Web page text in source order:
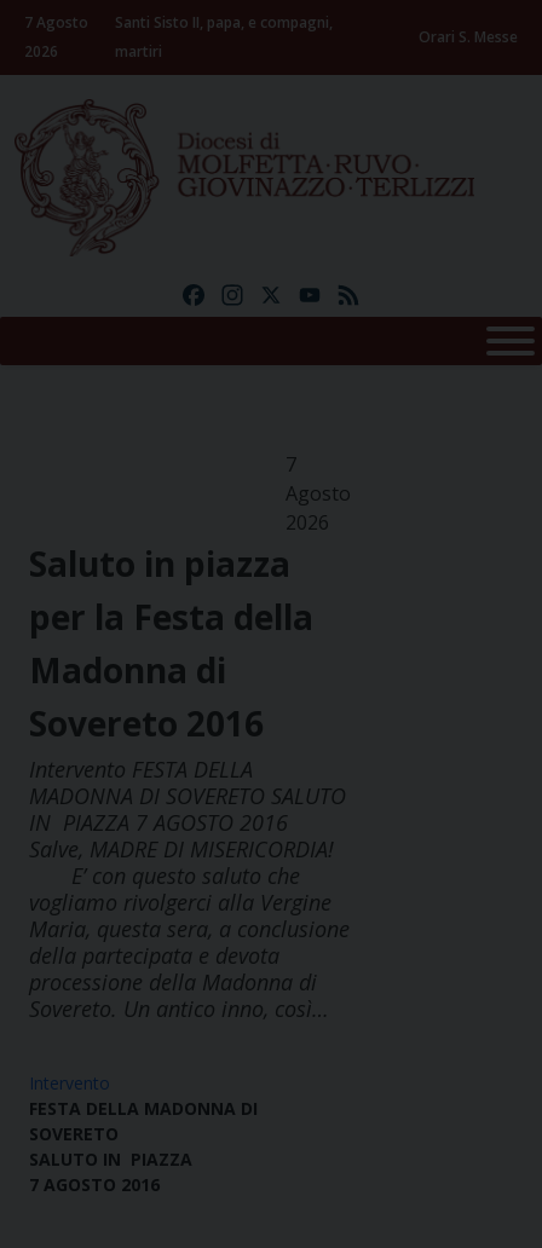
Skip
content
7 Agosto
2026
Santi Sisto II, papa, e compagni,
martiri
Orari S. Messe
FacebookInstagramYouTube
7
Agosto
2026
Saluto in piazza
per la Festa della
Madonna di
Sovereto 2016
Intervento FESTA DELLA
MADONNA DI SOVERETO SALUTO
IN PIAZZA 7 AGOSTO 2016
Salve, MADRE DI MISERICORDIA!
E’ con questo saluto che
vogliamo rivolgerci alla Vergine
Maria, questa sera, a conclusione
della partecipata e devota
processione della Madonna di
Sovereto. Un antico inno, così…
Intervento
FESTA DELLA MADONNA DI
SOVERETO
SALUTO IN PIAZZA
7 AGOSTO 2016